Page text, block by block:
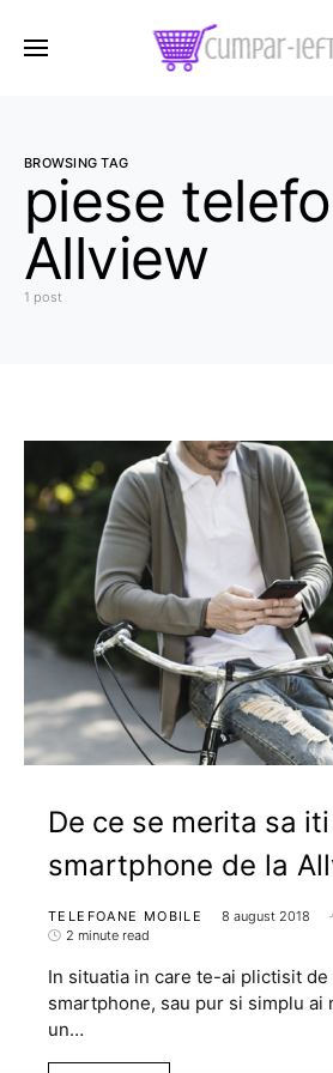
BROWSING TAG
piese
Allview
1 post
De ce se merita sa
smartphone de la
TELEFOANE MOBILE 8 august 2018
2 minute read
In situatia in care te-ai plictisit de
smartphone, sau pur si simplu ai
un…